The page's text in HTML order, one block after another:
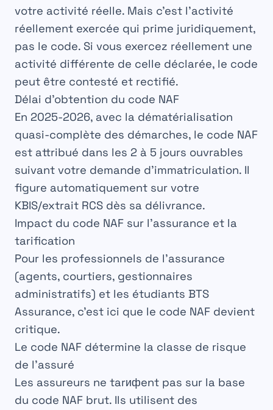
votre activité réelle. Mais c’est l’activité
réellement exercée qui prime juridiquement,
pas le code. Si vous exercez réellement une
activité différente de celle déclarée, le code
peut être contesté et rectifié.
Délai d’obtention du code NAF
En 2025-2026, avec la dématérialisation
quasi-complète des démarches, le code NAF
est attribué dans les 2 à 5 jours ouvrables
suivant votre demande d’immatriculation. Il
figure automatiquement sur votre
KBIS/extrait RCS dès sa délivrance.
Impact du code NAF sur l’assurance et la
tarification
Pour les professionnels de l’assurance
(agents, courtiers, gestionnaires
administratifs) et les étudiants BTS
Assurance, c’est ici que le code NAF devient
critique.
Le code NAF détermine la classe de risque
de l’assuré
Les assureurs ne tarифent pas sur la base
du code NAF brut. Ils utilisent des